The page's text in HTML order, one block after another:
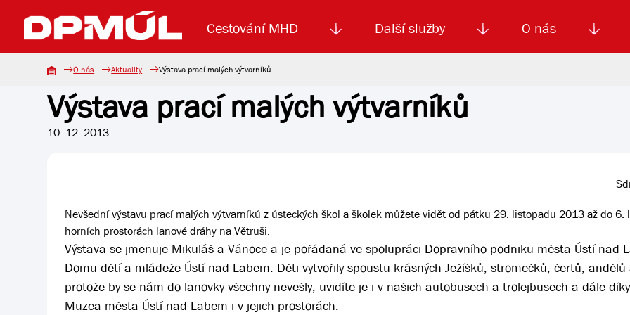
Cestování MHD
Uzavření mostu Dr. E. Beneše Koupit jízdenku Jízdné MHD
Další služby
Lanová dráha Reklama Smluvní doprava
O nás
Základní údaje Aktuality Výběrová řízení
O nás Aktuality Výstava prací malých výtvarníků
Výstava prací malých výtvarníků
10. 12. 2013
Nevšední výstavu prací malých výtvarníků z ústeckých škol a školek můžete vidět od pátku 29. listopadu 2013 až do 6.
horních prostorách lanové dráhy na Větruši.
Výstava se jmenuje Mikuláš a Vánoce a je pořádaná ve spolupráci Dopravního podniku města Ústí nad
Domu dětí a mládeže Ústí nad Labem. Děti vytvořily spoustu krásných Ježíšků, stromečků, čertů,
protože by se nám do lanovky všechny nevešly, uvidíte je i v našich autobusech a trolejbusech a dále
Muzea města Ústí nad Labem i v jejich prostorách.